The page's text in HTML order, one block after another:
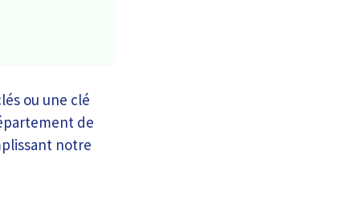
ou une clé
de
notre